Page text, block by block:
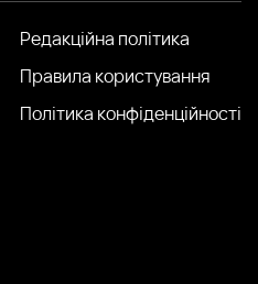
Редакційна політика
Правила користування
Політика конфіденційності